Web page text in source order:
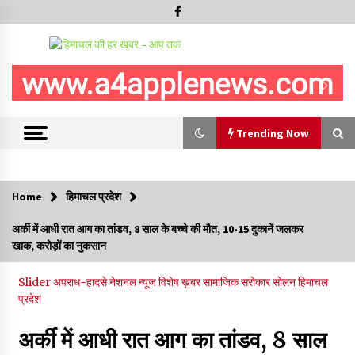
Trending Now
IGMC शिमला को मिलेगी स्पैक्ट, सेल सेपरेटर और 256-स्लाइस सीटी
स्कैन मशीन, स्वास्थ्य उपकरणों और आधारभूत अधोसंरचना के लिए जारी किए
09/08/2026
Home हिमाचल प्रदेश
अर्की में आधी रात आग का तांडव, 8 साल के बच्चे की मौत, 10-15 दुकानें जलकर
खाक, करोड़ों का नुकसान
Sliderअपराध-हादसेनेशनल न्यूजविशेष ख़बरसामाजिक सरोकारसोलनहिमाचल
प्रदेश
अर्की में आधी रात आग का तांडव, 8 साल